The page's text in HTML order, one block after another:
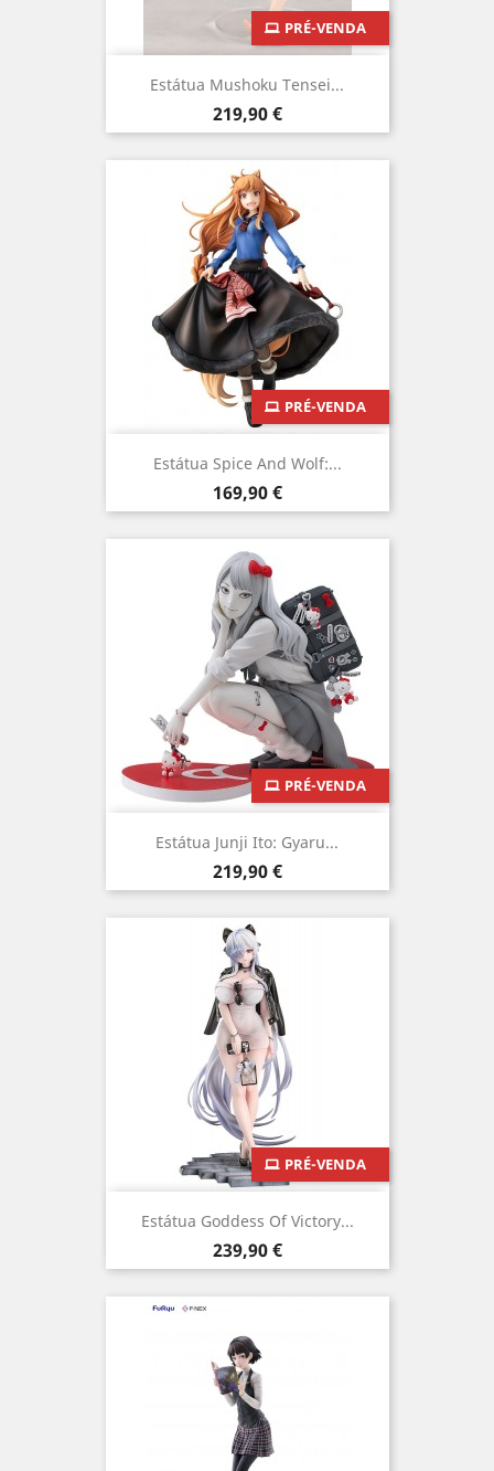
Estátua Mushoku Tensei...
Preço
219,90 €
PRÉ-VENDA
Estátua Spice And Wolf:...
Preço
169,90 €
PRÉ-VENDA
Estátua Junji Ito: Gyaru...
Preço
219,90 €
PRÉ-VENDA
Estátua Goddess Of Victory...
Preço
239,90 €
PRÉ-VENDA